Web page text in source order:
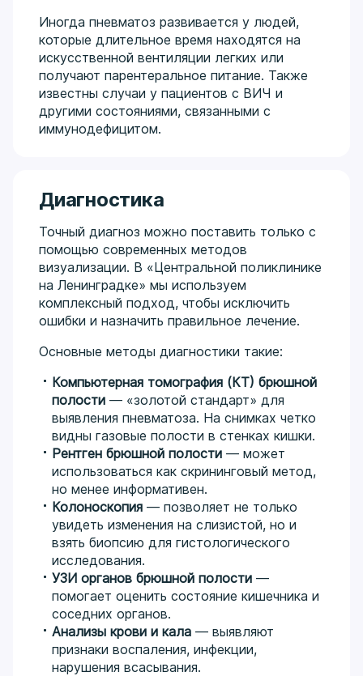
Иногда пневматоз развивается у людей,
которые длительное время находятся на
искусственной вентиляции легких или
получают парентеральное питание. Также
известны случаи у пациентов с ВИЧ и
другими состояниями, связанными с
иммунодефицитом.
Диагностика
Точный диагноз можно поставить только с
помощью современных методов
визуализации. В «Центральной поликлинике
на Ленинградке» мы используем
комплексный подход, чтобы исключить
ошибки и назначить правильное лечение.
Основные методы диагностики такие:
Компьютерная томография (КТ) брюшной
полости — «золотой стандарт» для
выявления пневматоза. На снимках четко
видны газовые полости в стенках кишки.
Рентген брюшной полости — может
использоваться как скрининговый метод,
но менее информативен.
Колоноскопия — позволяет не только
увидеть изменения на слизистой, но и
взять биопсию для гистологического
исследования.
УЗИ органов брюшной полости —
помогает оценить состояние кишечника и
соседних органов.
Анализы крови и кала — выявляют
признаки воспаления, инфекции,
нарушения всасывания.